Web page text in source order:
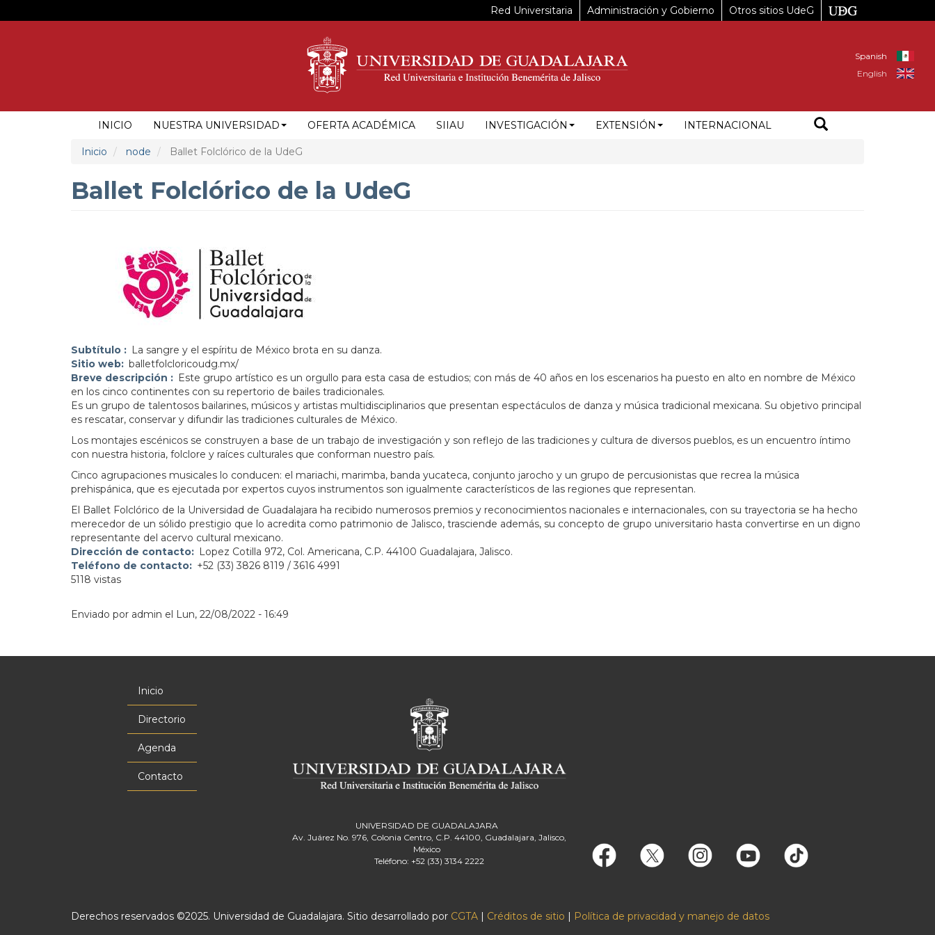
al
Red Universitaria Administración y Gobierno Otros sitios UdeG
Spanish
English
NAVEGACIÓN
PRINCIPAL
INICIO NUESTRA UNIVERSIDAD OFERTA ACADÉMICA SIIAU INVESTIGACIÓN EXTENSIÓN INTERNACIONAL
Inicio node Ballet Folclórico de la UdeG
Ballet Folclórico de la UdeG
Subtítulo
La sangre y el espíritu de México brota en su danza.
Sitio web
balletfolcloricoudg.mx/
Breve descripción
Este grupo artístico es un orgullo para esta casa de estudios; con más de 40 años en los escenarios ha puesto en alto en nombre de México
en los cinco continentes con su repertorio de bailes tradicionales.
Es un grupo de talentosos bailarines, músicos y artistas multidisciplinarios que presentan espectáculos de danza y música tradicional mexicana. Su objetivo principal
es rescatar, conservar y difundir las tradiciones culturales de México.
Los montajes escénicos se construyen a base de un trabajo de investigación y son reflejo de las tradiciones y cultura de diversos pueblos, es un encuentro íntimo
con nuestra historia, folclore y raíces culturales que conforman nuestro país.
Cinco agrupaciones musicales lo conducen: el mariachi, marimba, banda yucateca, conjunto jarocho y un grupo de percusionistas que recrea la música
prehispánica, que es ejecutada por expertos cuyos instrumentos son igualmente característicos de las regiones que representan.
El Ballet Folclórico de la Universidad de Guadalajara ha recibido numerosos premios y reconocimientos nacionales e internacionales, con su trayectoria se ha hecho
merecedor de un sólido prestigio que lo acredita como patrimonio de Jalisco, trasciende además, su concepto de grupo universitario hasta convertirse en un digno
representante del acervo cultural mexicano.
Dirección de contacto
Lopez Cotilla 972, Col. Americana, C.P. 44100 Guadalajara, Jalisco.
Teléfono de contacto
+52 (33) 3826 8119 / 3616 4991
5118 vistas
Enviado por admin el Lun, 22/08/2022 - 16:49
principal
Inicio
Directorio
Agenda
Contacto
UNIVERSIDAD DE GUADALAJARA
Av. Juárez No. 976, Colonia Centro, C.P. 44100, Guadalajara, Jalisco,
México
Teléfono: +52 (33) 3134 2222
Derechos reservados ©2025. Universidad de Guadalajara. Sitio desarrollado por CGTA Créditos de sitio Política de privacidad y manejo de datos